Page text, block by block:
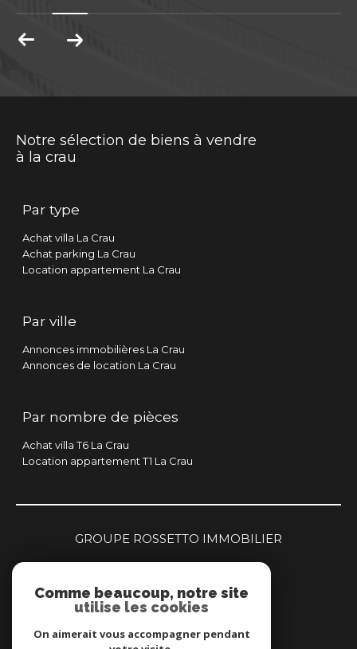
Notre sélection de biens à vendre
à la crau
Par type
Achat villa La Crau
Achat parking La Crau
Location appartement La Crau
Par ville
Annonces immobilières La Crau
Annonces de location La Crau
Par nombre de pièces
Achat villa T6 La Crau
Location appartement T1 La Crau
GROUPE ROSSETTO IMMOBILIER
centragence@brimmobilier.immo
160 rue Jean Natte
Comme beaucoup, notre site
utilise les cookies
On aimerait vous accompagner pendant